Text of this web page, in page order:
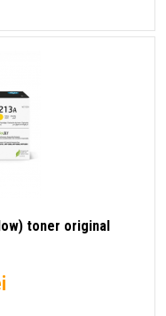
toner original